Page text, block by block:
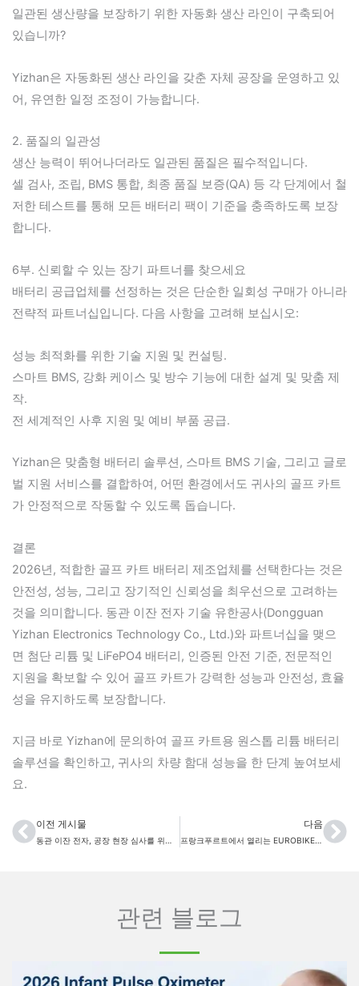
일관된 생산량을 보장하기 위한 자동화 생산 라인이 구축되어
있습니까?
Yizhan은 자동화된 생산 라인을 갖춘 자체 공장을 운영하고 있
어, 유연한 일정 조정이 가능합니다.
2. 품질의 일관성
생산 능력이 뛰어나더라도 일관된 품질은 필수적입니다.
셀 검사, 조립, BMS 통합, 최종 품질 보증(QA) 등 각 단계에서 철
저한 테스트를 통해 모든 배터리 팩이 기준을 충족하도록 보장
합니다.
6부. 신뢰할 수 있는 장기 파트너를 찾으세요
배터리 공급업체를 선정하는 것은 단순한 일회성 구매가 아니라
전략적 파트너십입니다. 다음 사항을 고려해 보십시오:
성능 최적화를 위한 기술 지원 및 컨설팅.
스마트 BMS, 강화 케이스 및 방수 기능에 대한 설계 및 맞춤 제
작.
전 세계적인 사후 지원 및 예비 부품 공급.
Yizhan은 맞춤형 배터리 솔루션, 스마트 BMS 기술, 그리고 글로
벌 지원 서비스를 결합하여, 어떤 환경에서도 귀사의 골프 카트
가 안정적으로 작동할 수 있도록 돕습니다.
결론
2026년, 적합한 골프 카트 배터리 제조업체를 선택한다는 것은
안전성, 성능, 그리고 장기적인 신뢰성을 최우선으로 고려하는
것을 의미합니다. 동관 이잔 전자 기술 유한공사(Dongguan
Yizhan Electronics Technology Co., Ltd.)와 파트너십을 맺으
면 첨단 리튬 및 LiFePO4 배터리, 인증된 안전 기준, 전문적인
지원을 확보할 수 있어 골프 카트가 강력한 성능과 안전성, 효율
성을 유지하도록 보장합니다.
지금 바로 Yizhan에 문의하여 골프 카트용 원스톱 리튬 배터리
솔루션을 확인하고, 귀사의 차량 함대 성능을 한 단계 높여보세
요.
이전이전 게시물
동관 이잔 전자, 공장 현장 심사를 위한 CCC 인증팀 방문 환영
다음
프랑크푸르트에서 열리는 EUROBIKE 2026에서 Yizhan Electronics를 만나보세요! 다
관련 블로그